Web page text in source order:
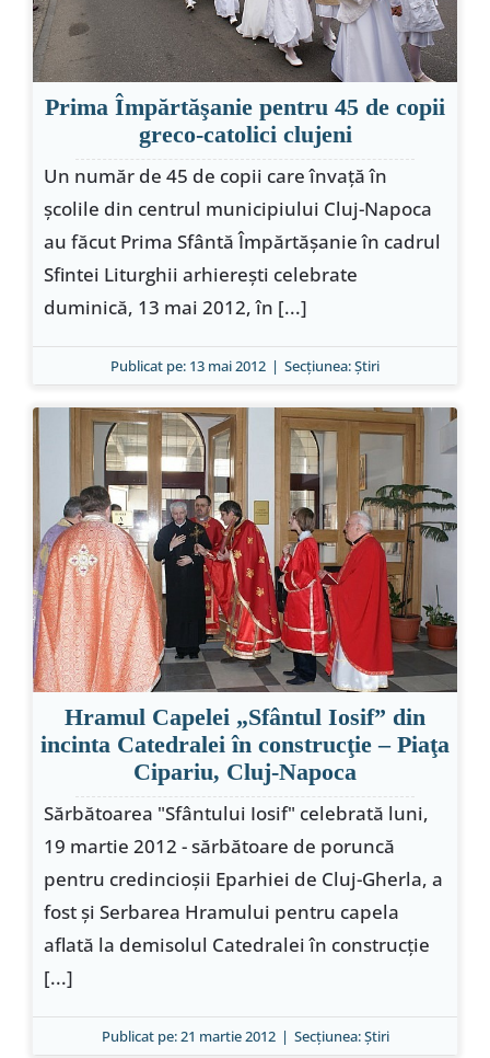
Prima Împărtăşanie pentru 45 de copii
greco-catolici clujeni
Un număr de 45 de copii care învaţă în
şcolile din centrul municipiului Cluj-Napoca
au făcut Prima Sfântă Împărtăşanie în cadrul
Sfintei Liturghii arhiereşti celebrate
duminică, 13 mai 2012, în [...]
Publicat pe: 13 mai 2012 | Secțiunea:Ştiri
Hramul Capelei „Sfântul Iosif” din
incinta Catedralei în construcţie – Piaţa
Cipariu, Cluj-Napoca
Sărbătoarea "Sfântului Iosif" celebrată luni,
19 martie 2012 - sărbătoare de poruncă
pentru credincioşii Eparhiei de Cluj-Gherla, a
fost şi Serbarea Hramului pentru capela
aflată la demisolul Catedralei în construcţie
[...]
Publicat pe: 21 martie 2012 | Secțiunea:Ştiri